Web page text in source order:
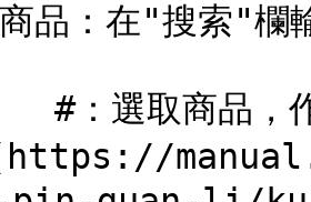
：在"搜索"欄
：選取商品，